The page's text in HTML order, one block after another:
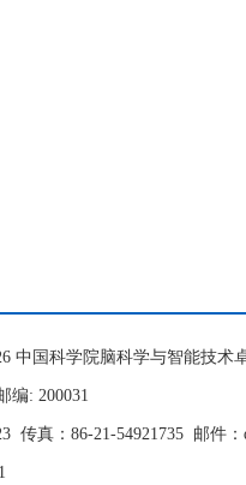
中国科学院脑科学与智能技术
编: 200031
传真：86-21-54921735 邮件：